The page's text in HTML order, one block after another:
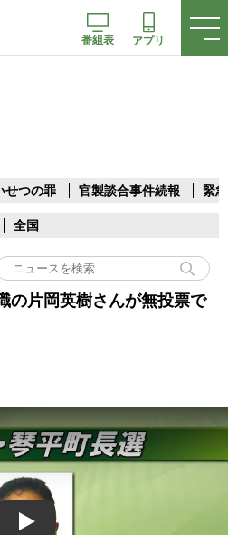
番組表 アプリ
せつの罪 官製談合事件続報 緊
全国
片岡英樹さんが無投票で
Play